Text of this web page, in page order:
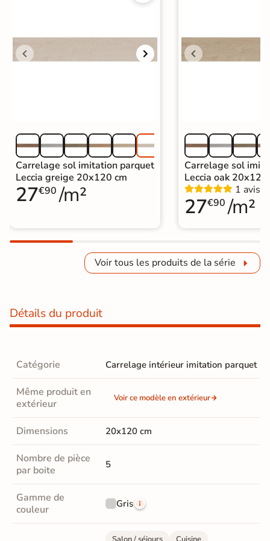
Carrelage sol imitation parquet
Leccia greige 20x120 cm
27€90 /m²
Carrelage sol
Leccia oak 20x120
1 avis
27€90 /m²
Voir tous les produits de la série
Détails du produit
Catégorie Carrelage intérieur imitation parquet
Même produit en
extérieur
Voir ce modèle en extérieur
Dimensions 20x120 cm
Nombre de pièce
par boite
5
Gamme de
couleur
Gris